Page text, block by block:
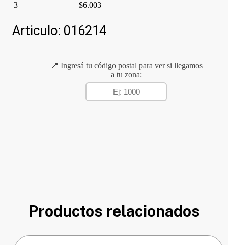
3+
$6.003
Articulo: 016214
📍 Ingresá tu código postal para ver si llegamos
a tu zona:
Productos relacionados